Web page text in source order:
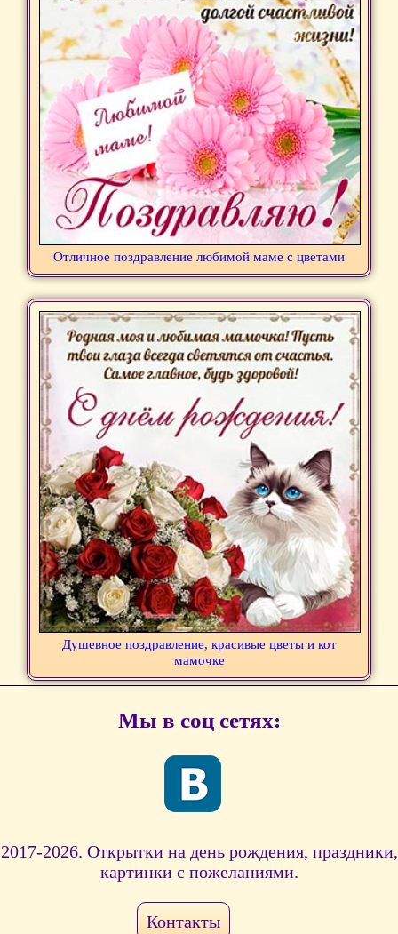
Отличное поздравление любимой маме с цветами
Душевное поздравление, красивые цветы и кот
мамочке
Мы в соц сетях:
2017-2026. Открытки на день рождения, праздники,
картинки с пожеланиями.
Контакты